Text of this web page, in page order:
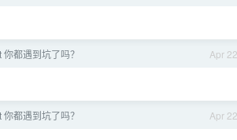
Apr 22
都遇到坑了吗？
Apr 22
都遇到坑了吗？